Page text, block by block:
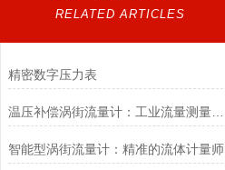
RELATED ARTICLES
精密数字压力表
温压补偿涡街流量计：工业流量测量的精准利器
智能型涡街流量计：精准的流体计量师